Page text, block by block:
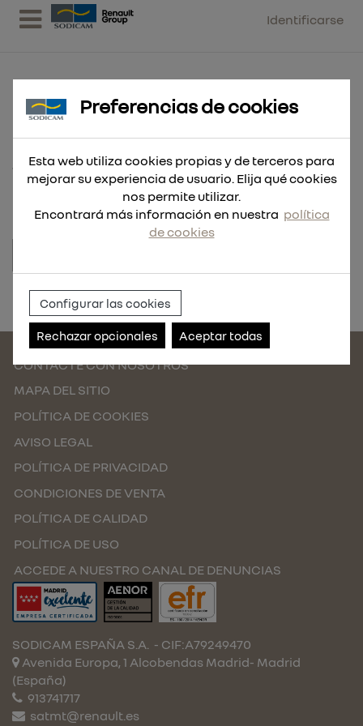
Identificarse
RAC. CONECT. RILSAN T 12 MM
10 UND
Referencia:119763-10
CONTACTE CON NOSOTROS
MAPA DEL SITIO
POLÍTICA DE COOKIES
AVISO LEGAL
POLÍTICA DE PRIVACIDAD
CONDICIONES DE VENTA
POLÍTICA DE CALIDAD
POLÍTICA DE USO
ACCEDE A NUESTRO CANAL DE DENUNCIAS
SODICAM ESPAÑA S.A. - CIF:A79249470
Avenida Europa, 1 Alcobendas Madrid- Madrid
(España)
913741717
satmt@renault.es
Preferencias de cookies
Esta web utiliza cookies propias y de terceros para
mejorar su experiencia de usuario. Elija qué cookies
nos permite utilizar.
Encontrará más información en nuestra política
de cookies
Configurar las cookies
Rechazar opcionales Aceptar todas